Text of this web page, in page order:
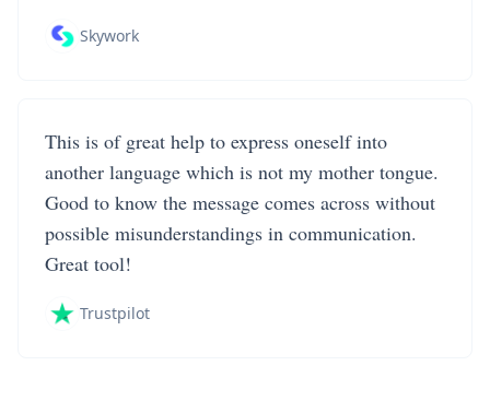
Skywork
This is of great help to express oneself into
another language which is not my mother tongue.
Good to know the message comes across without
possible misunderstandings in communication.
Great tool!
Trustpilot